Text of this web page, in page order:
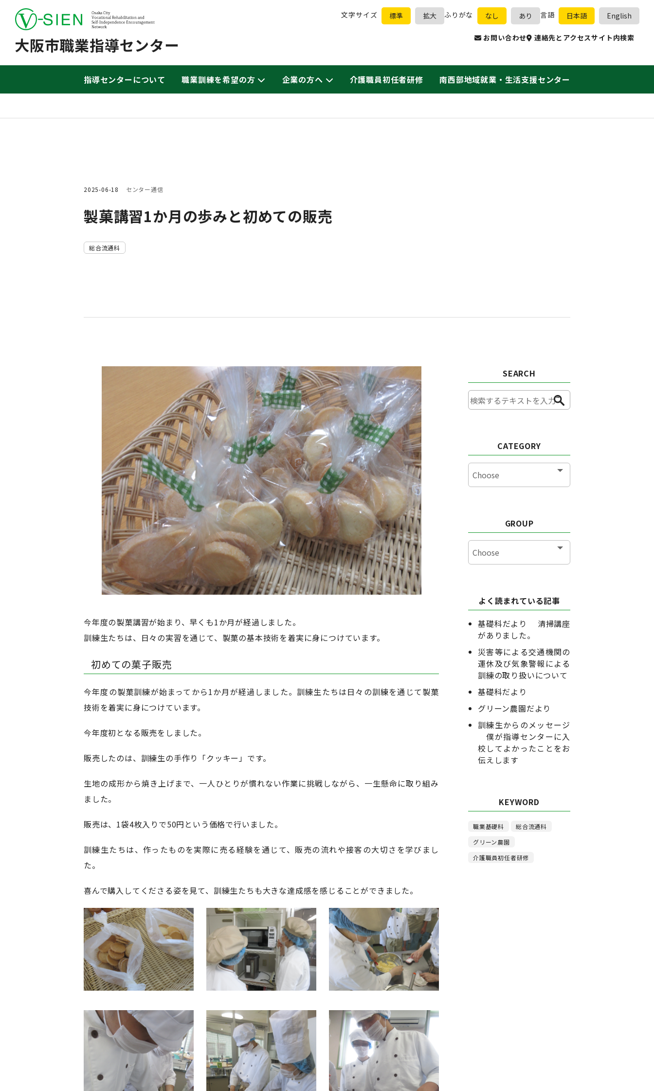
大阪市職業指導センター
文字サイズ 標準 拡大 ふりがな なし あり 言語 日本語 English
お問い合わせ 連絡先とアクセスサイト内検索
指導センターについて 職業訓練を希望の方 企業の方へ 介護職員初任者研修 南西部地域就業・生活支援センター
2025-06-18 センター通信
製菓講習1か月の歩みと初めての販売
総合流通科
今年度の製菓講習が始まり、早くも1か月が経過しました。
訓練生たちは、日々の実習を通じて、製菓の基本技術を着実に身につけています。
初めての菓子販売
今年度の製菓訓練が始まってから1か月が経過しました。訓練生たちは日々の訓練を通じて製菓
技術を着実に身につけています。
今年度初となる販売をしました。
販売したのは、訓練生の手作り「クッキー」です。
生地の成形から焼き上げまで、一人ひとりが慣れない作業に挑戦しながら、一生懸命に取り組み
ました。
販売は、1袋4枚入りで50円という価格で行いました。
訓練生たちは、作ったものを実際に売る経験を通じて、販売の流れや接客の大切さを学びまし
た。
喜んで購入してくださる姿を見て、訓練生たちも大きな達成感を感じることができました。
SEARCH
CATEGORY
GROUP
よく読まれている記事
基礎科だより 清掃講座
がありました。
災害等による交通機関の
運休及び気象警報による
訓練の取り扱いについて
基礎科だより
グリーン農園だより
訓練生からのメッセージ
僕が指導センターに入
校してよかったことをお
伝えします
KEYWORD
職業基礎科
総合流通科
グリーン農園
介護職員初任者研修